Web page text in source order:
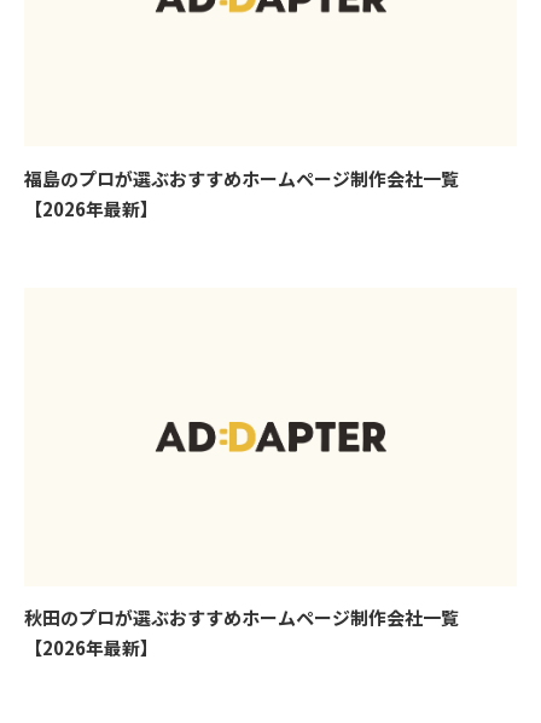
福島のプロが選ぶおすすめホームページ制作会社一覧
【2026年最新】
秋田のプロが選ぶおすすめホームページ制作会社一覧
【2026年最新】